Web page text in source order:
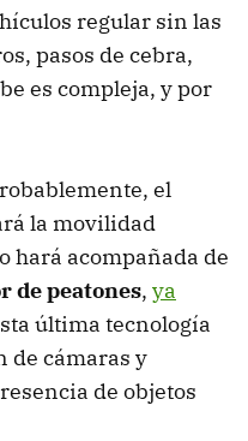
regular sin las
pasos de cebra,
es compleja, y por
el
la movilidad
hará acompañada de
de peatones, ya
última tecnología
de cámaras y
de objetos